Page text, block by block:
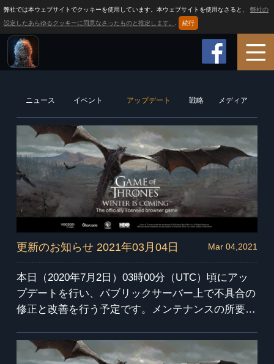
弊社では本ウェブサイトでクッキーを使用しています。本ウェブサイトを使用なさると、 弊社の
設定したあらゆるクッキーに同意なさったものと推定します。
続行
ゲーム情報
プレイ方法
ニュース
サポート
ニュース イベント アップデート 戦略 メディア
更新のお知らせ 2021年03月04日 Mar 04,2021
本日（2020年7月2日）03時00分（UTC）頃にアッ
プデートを行い、パブリックサーバー上で不具合の
修正と改善を行う予定です。メンテナンスの所要時
ゲームに入ることはできません。 ご迷惑をおかけ
し申し訳ございません。